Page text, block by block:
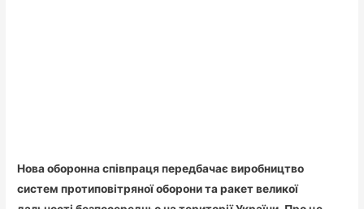
Нова оборонна співпраця передбачає виробництво
систем протиповітряної оборони та ракет великої